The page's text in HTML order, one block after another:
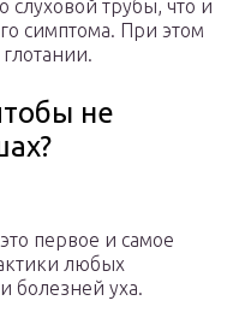
слуховой трубы, что и
симптома. При этом
не
первое и самое
любых
болезней уха.